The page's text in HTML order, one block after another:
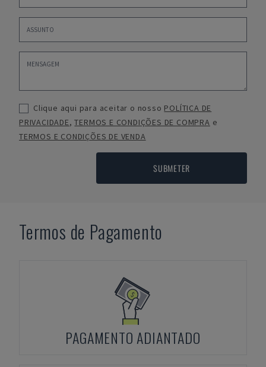
Clique aqui para aceitar o nosso POLÍTICA DE
PRIVACIDADE,TERMOS E CONDIÇÕES DE COMPRA e
TERMOS E CONDIÇÕES DE VENDA
SUBMETER
Termos de Pagamento
PAGAMENTO ADIANTADO